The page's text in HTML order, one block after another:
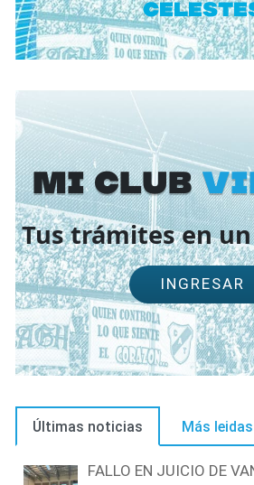
Mi Club
Tus trámites en
INGRESAR
Últimas noticias Más leidas
FALLO EN JUICIO DE